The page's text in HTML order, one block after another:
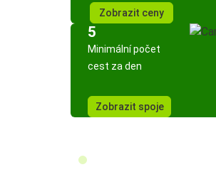
Zobrazit ceny
5
Minimální počet
cest za den
Zobrazit spoje